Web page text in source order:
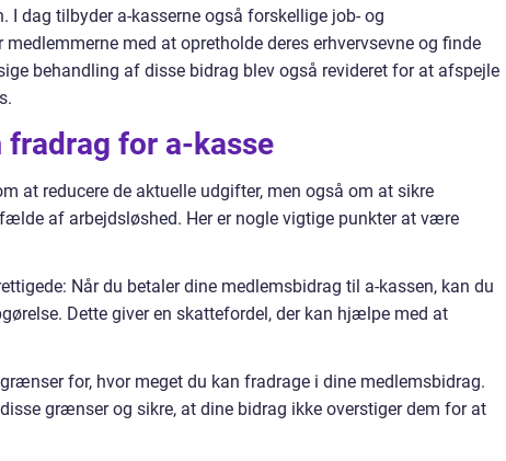
dag tilbyder a-kasserne også forskellige job- og
med at opretholde deres erhvervsevne og finde
behandling af disse bidrag blev også revideret for at afspejle
fradrag for a-kasse
at reducere de aktuelle udgifter, men også om at sikre
af arbejdsløshed. Her er nogle vigtige punkter at være
Når du betaler dine medlemsbidrag til a-kassen, kan du
Dette giver en skattefordel, der kan hjælpe med at
for, hvor meget du kan fradrage i dine medlemsbidrag.
grænser og sikre, at dine bidrag ikke overstiger dem for at